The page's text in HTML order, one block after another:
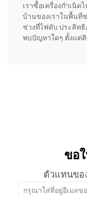
เราซื้อเครื่องกำเนิ
บ้านของเราในพื้นที่
ช่วงที่ไฟดับ ประสิทธิ
พบปัญหาใดๆ ตั้งแต่
ขอ
ตัวแทนขอ